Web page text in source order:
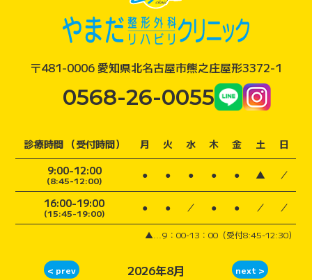
〒481-0006 愛知県北名古屋市熊之庄屋形3372-1
0568-26-0055
診療時間 （受付時間） 月 火 水 木 金 土
日
9:00-12:00
(8:45-12:00) ● ● ● ● ● ▲ ／
16:00-19:00
(15:45-19:00) ● ● ／ ● ● ／ ／
▲...9：00-13：00（受付8:45-12:30）
2026年8月